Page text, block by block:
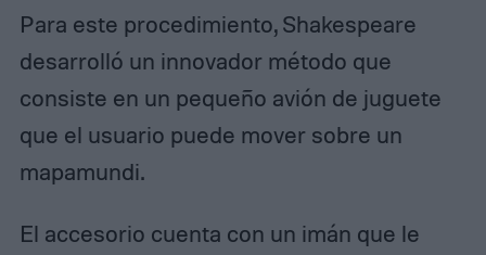
Para este procedimiento, Shakespeare
desarrolló un innovador método que
consiste en un pequeño avión de juguete
que el usuario puede mover sobre un
mapamundi.
El accesorio cuenta con un imán que le